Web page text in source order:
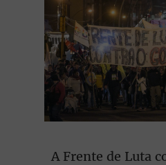
A Frente de Luta